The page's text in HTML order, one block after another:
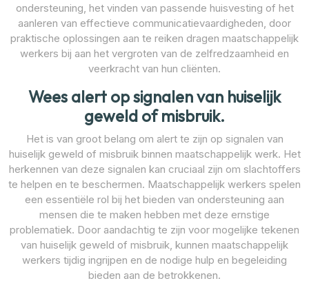
ondersteuning, het vinden van passende huisvesting of het
aanleren van effectieve communicatievaardigheden, door
praktische oplossingen aan te reiken dragen maatschappelijk
werkers bij aan het vergroten van de zelfredzaamheid en
veerkracht van hun cliënten.
Wees alert op signalen van huiselijk
geweld of misbruik.
Het is van groot belang om alert te zijn op signalen van
huiselijk geweld of misbruik binnen maatschappelijk werk. Het
herkennen van deze signalen kan cruciaal zijn om slachtoffers
te helpen en te beschermen. Maatschappelijk werkers spelen
een essentiële rol bij het bieden van ondersteuning aan
mensen die te maken hebben met deze ernstige
problematiek. Door aandachtig te zijn voor mogelijke tekenen
van huiselijk geweld of misbruik, kunnen maatschappelijk
werkers tijdig ingrijpen en de nodige hulp en begeleiding
bieden aan de betrokkenen.